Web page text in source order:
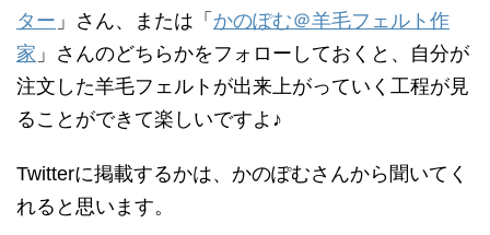
ター 」さん、または「 かのぽむ＠羊毛フェルト作
家 」さんのどちらかをフォローしておくと、自分が
注文した羊毛フェルトが出来上がっていく工程が見
ることができて楽しいですよ♪
Twitterに掲載するかは、かのぽむさんから聞いてく
れると思います。